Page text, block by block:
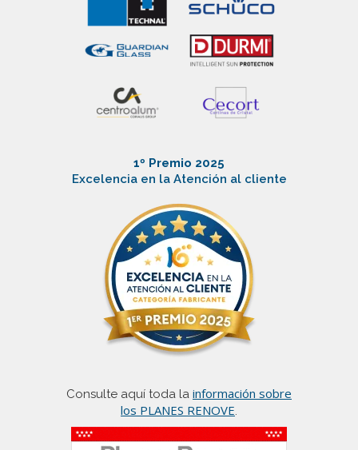
1º Premio 2025
Excelencia en la Atención al cliente
Consulte aquí toda la información sobre
los PLANES RENOVE.